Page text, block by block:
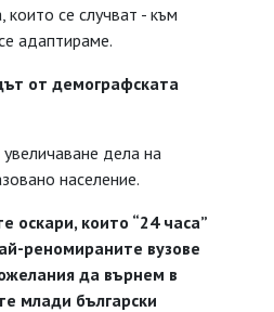
които се случват - към
адаптираме.
от демографската
дела на
население.
оскари, които “24 часа”
реномираните вузове
да върнем в
млади български